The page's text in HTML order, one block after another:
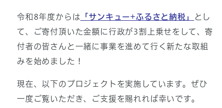
令和8年度からは 「サンキュー+ふるさと納税」
とし
て、ご寄付頂いた金額に行政が3割上乗せをして、寄
付者の皆さんと一緒に事業を進めて行く新たな取組
みを始めました！
現在、以下のプロジェクトを実施しています。ぜひ
一度ご覧いただき、ご支援を賜れれば幸いです。